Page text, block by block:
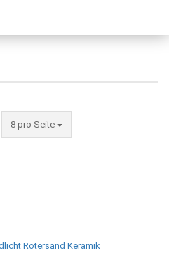
8 pro Seite